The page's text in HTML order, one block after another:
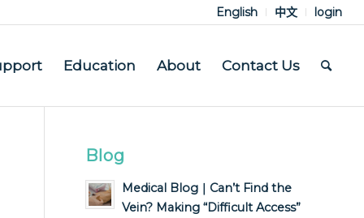
English 中文 login
Education About Contact Us
Blog
Medical Blog｜Can’t Find the
Vein? Making “Difficult Access”